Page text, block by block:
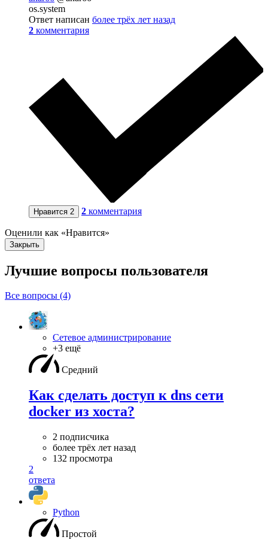
os.system
Ответ написан более трёх лет назад
2 комментария
Нравится 2 2 комментария
Оценили как «Нравится»
Закрыть
Лучшие вопросы пользователя
Все вопросы (4)
Сетевое администрирование
+3 ещё
Средний
Как сделать доступ к dns сети
docker из хоста?
2 подписчика
более трёх лет назад
132 просмотра
2
ответа
Python
Простой